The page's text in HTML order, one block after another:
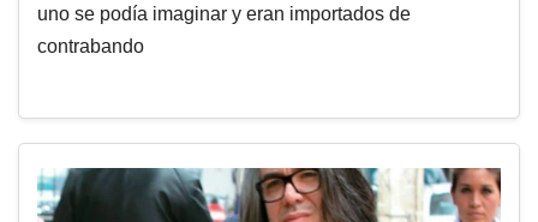
uno se podía imaginar y eran importados de
contrabando